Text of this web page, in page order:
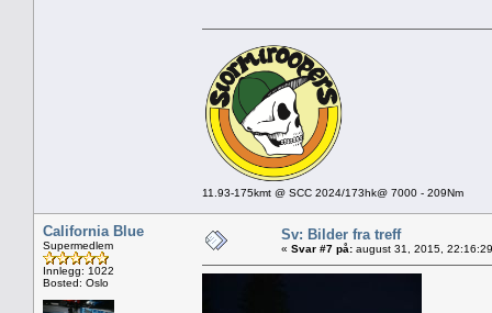
11.93-175kmt @ SCC 2024/173hk@ 7000 - 209Nm
California Blue
Supermedlem
Innlegg: 1022
Bosted: Oslo
Sv: Bilder fra treff
« Svar #7 på: august 31, 2015,